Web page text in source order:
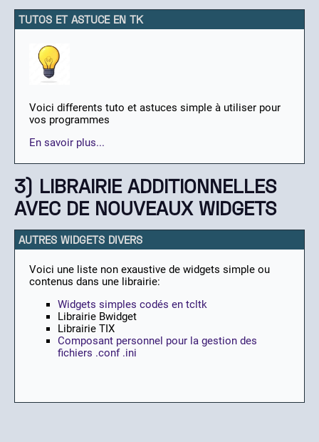
TUTOS ET ASTUCE EN TK
Voici differents tuto et astuces simple à utiliser pour
vos programmes
En savoir plus...
3) LIBRAIRIE ADDITIONNELLES
AVEC DE NOUVEAUX WIDGETS
AUTRES WIDGETS DIVERS
Voici une liste non exaustive de widgets simple ou
contenus dans une librairie:
Widgets simples codés en tcltk
Librairie Bwidget
Librairie TIX
Composant personnel pour la gestion des
fichiers .conf .ini